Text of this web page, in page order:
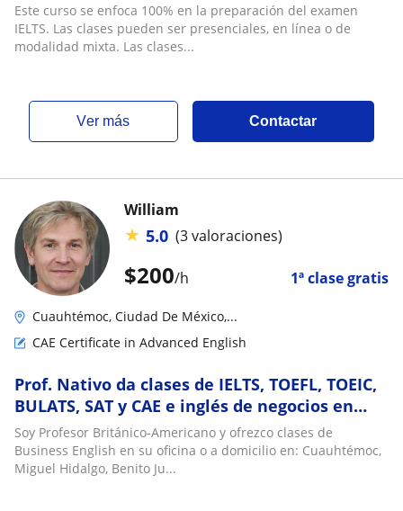
Este curso se enfoca 100% en la preparación del examen
IELTS. Las clases pueden ser presenciales, en línea o de
modalidad mixta. Las clases...
ver más Contactar
$200/h 1ª clase gratis
William
★ 5.0 (3 valoraciones)
Cuauhtémoc, Ciudad De México,...
CAE Certificate in Advanced English
Prof. Nativo da clases de IELTS, TOEFL, TOEIC,
BULATS, SAT y CAE e inglés de negocios en
cdmx sur
Soy Profesor Británico-Americano y ofrezco clases de
Business English en su oficina o a domicilio en: Cuauhtémoc,
Miguel Hidalgo, Benito Ju...